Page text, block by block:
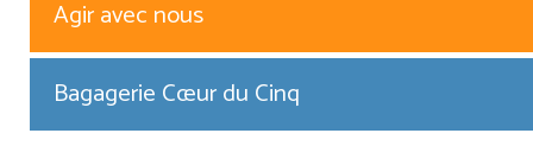
Agir avec nous
Bagagerie Cœur du Cinq